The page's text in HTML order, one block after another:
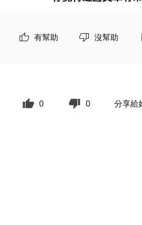
有幫助 沒幫助
0 0 分享給